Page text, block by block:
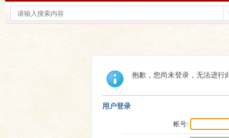
抱歉，您尚未登录，无法进行
用户登录
帐号: